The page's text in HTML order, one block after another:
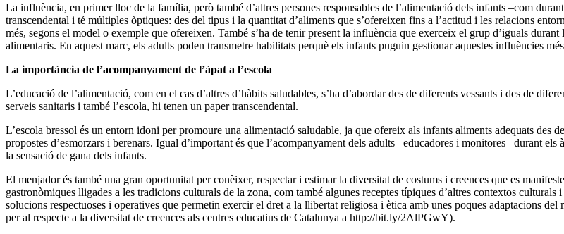
La influència, en primer lloc de la família, però també d’altres persones responsables de l’ali­mentació dels infants –com
transcendental i té múltiples òptiques: des del tipus i la quantitat d’aliments que s’ofereixen fins a l’actitud i les relacions
més, segons el model o exemple que ofereixen. També s’ha de tenir present la influència que exerceix el grup d’iguals
alimentaris. En aquest marc, els adults poden transmetre habilitats perquè els infants puguin gestionar aquestes influències
La importància de l’acompanyament de l’àpat a l’escola
L’educació de l’alimentació, com en el cas d’altres d’hàbits saludables, s’ha d’abordar des de diferents vessants i des de
serveis sanitaris i també l’escola, hi tenen un paper transcendental.
L’escola bressol és un entorn idoni per promoure una alimentació saludable, ja que ofereix als infants aliments adequats
propostes d’esmorzars i berenars. Igual d’important és que l’acompanyament dels adults –educadores i monitores– durant
la sensació de gana dels infants.
El menjador és també una gran oportunitat per conèixer, respectar i estimar la diversitat de costums i creences que es
gastronòmiques lligades a les tradicions culturals de la zona, com també algunes receptes típiques d’altres contextos
solucions respectuoses i operatives que permetin exercir el dret a la llibertat religiosa i ètica amb unes poques adaptacions
per al respecte a la diversitat de creences als centres educatius de Catalunya a http://bit.ly/2AlPGwY).